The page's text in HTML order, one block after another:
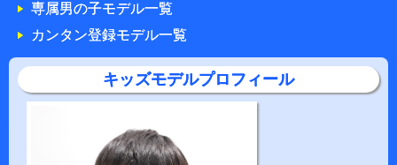
専属男の子モデル一覧
カンタン登録モデル一覧
キッズモデルプロフィール